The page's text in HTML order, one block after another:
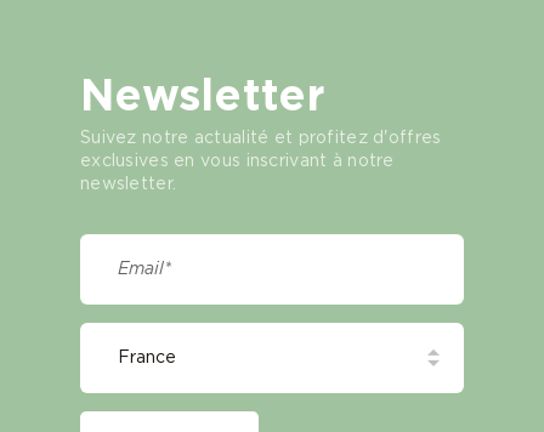
Newsletter
Suivez notre actualité et profitez d'offres
exclusives en vous inscrivant à notre
newsletter.